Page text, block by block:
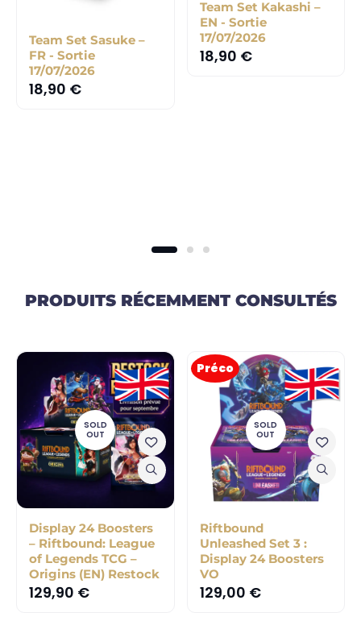
Team Set Sasuke –
FR - Sortie
17/07/2026
18,90 €
Team Set Kakashi –
EN - Sortie
17/07/2026
18,90 €
PRODUITS RÉCEMMENT CONSULTÉS
SOLD
OUT
Display 24 Boosters
– Riftbound: League
of Legends TCG –
Origins (EN) Restock
129,90 €
Préco
SOLD
OUT
Riftbound
Unleashed Set 3 :
Display 24 Boosters
VO
129,00 €